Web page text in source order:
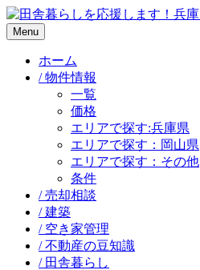
Menu
ホーム
/ 物件情報
一覧
価格
エリアで探す:兵庫県
エリアで探す：岡山県
エリアで探す：その他
条件
/ 売却相談
/ 建築
/ 空き家管理
/ 不動産の豆知識
/ 田舎暮らし